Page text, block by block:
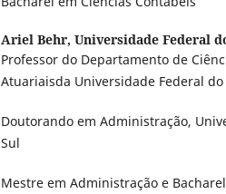
Ariel Behr, Universidade Federal
Professor do Departamento de
Atuariaisda Universidade Federal do
Doutorando em Administração,
Sul
Mestre em Administração e